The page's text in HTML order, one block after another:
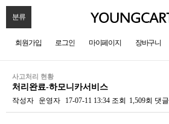
분류
회원가입 로그인 마이페이지 장바구니
사고처리 현황
처리완료-하모니카서비스
작성자 운영자 17-07-11 13:34 조회 1,509회 댓글